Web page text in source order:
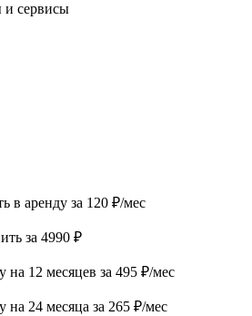
и сервисы
в аренду за 120 ₽/мес
за 4990 ₽
на 12 месяцев за 495 ₽/мес
на 24 месяца за 265 ₽/мес